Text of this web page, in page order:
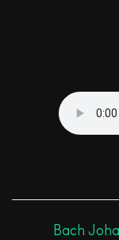
Bach